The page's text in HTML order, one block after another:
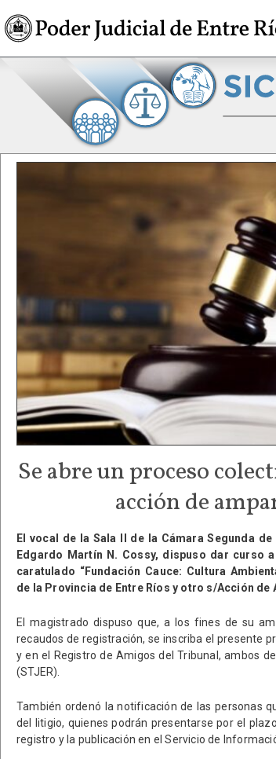
Se abre un proceso
acción de
El vocal de la Sala II de la Cámara Segunda
Edgardo Martín N. Cossy, dispuso dar curso
caratulado “Fundación Cauce: Cultura
de la Provincia de Entre Ríos y otro s/Acción de
El magistrado dispuso que, a los fines de su
recaudos de registración, se inscriba el presente
y en el Registro de Amigos del Tribunal, ambos
(STJER).
También ordenó la notificación de las personas
del litigio, quienes podrán presentarse por el
registro y la publicación en el Servicio de